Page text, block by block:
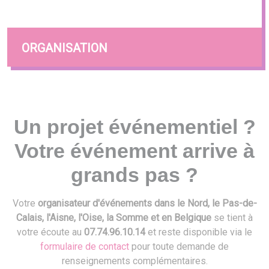
ORGANISATION
Un projet événementiel ?
Votre événement arrive à
grands pas ?
Votre organisateur d'événements dans le Nord, le Pas-de-
Calais, l'Aisne, l'Oise, la Somme et en Belgique se tient à
votre écoute au 07.74.96.10.14et reste disponible via le
formulaire de contact pour toute demande de
renseignements complémentaires.